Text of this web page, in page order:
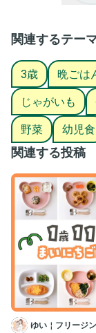
カラバリも豊富で
.
#幼児食#ワーママ
関連するテー
3歳 晩ごは
じゃがいも
野菜
幼児食
関連する投稿
ゆい￤フリージ